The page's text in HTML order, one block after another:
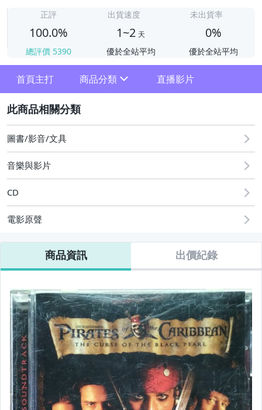
正評
100.0%
總評價 5390
出貨速度
1~2 天
優於全站平均
未出貨率
0%
優於全站平均
首頁主打 商品分類
其它
直播影片
圖書/影音/文具
音樂與影片
CD
電影原聲
商品資訊 出價紀錄